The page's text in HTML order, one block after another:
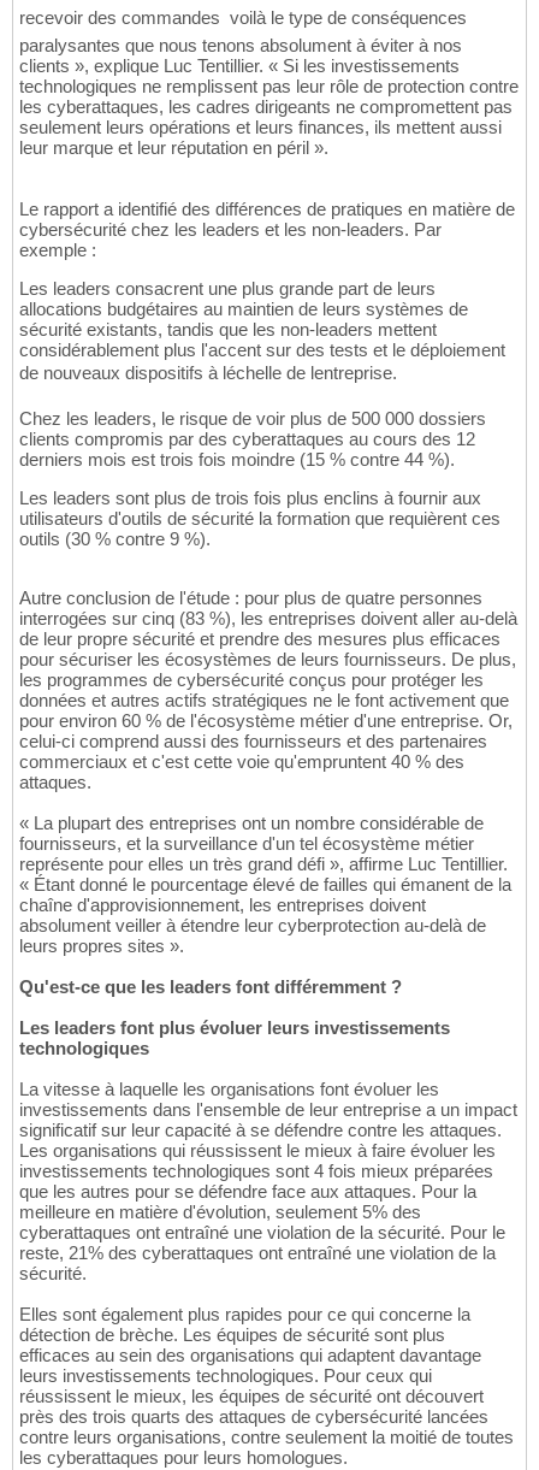
recevoir des commandes  voilà le type de conséquences
paralysantes que nous tenons absolument à éviter à nos
clients », explique Luc Tentillier. « Si les investissements
technologiques ne remplissent pas leur rôle de protection contre
les cyberattaques, les cadres dirigeants ne compromettent pas
seulement leurs opérations et leurs finances, ils mettent aussi
leur marque et leur réputation en péril ».
Le rapport a identifié des différences de pratiques en matière de
cybersécurité chez les leaders et les non-leaders. Par
exemple :
Les leaders consacrent une plus grande part de leurs
allocations budgétaires au maintien de leurs systèmes de
sécurité existants, tandis que les non-leaders mettent
considérablement plus l'accent sur des tests et le déploiement
de nouveaux dispositifs à léchelle de lentreprise.
Chez les leaders, le risque de voir plus de 500 000 dossiers
clients compromis par des cyberattaques au cours des 12
derniers mois est trois fois moindre (15 % contre 44 %).
Les leaders sont plus de trois fois plus enclins à fournir aux
utilisateurs d'outils de sécurité la formation que requièrent ces
outils (30 % contre 9 %).
Autre conclusion de l'étude : pour plus de quatre personnes
interrogées sur cinq (83 %), les entreprises doivent aller au-delà
de leur propre sécurité et prendre des mesures plus efficaces
pour sécuriser les écosystèmes de leurs fournisseurs. De plus,
les programmes de cybersécurité conçus pour protéger les
données et autres actifs stratégiques ne le font activement que
pour environ 60 % de l'écosystème métier d'une entreprise. Or,
celui-ci comprend aussi des fournisseurs et des partenaires
commerciaux et c'est cette voie qu'empruntent 40 % des
attaques.
« La plupart des entreprises ont un nombre considérable de
fournisseurs, et la surveillance d'un tel écosystème métier
représente pour elles un très grand défi », affirme Luc Tentillier.
« Étant donné le pourcentage élevé de failles qui émanent de la
chaîne d'approvisionnement, les entreprises doivent
absolument veiller à étendre leur cyberprotection au-delà de
leurs propres sites ».
Qu'est-ce que les leaders font différemment ?
Les leaders font plus évoluer leurs investissements
technologiques
La vitesse à laquelle les organisations font évoluer les
investissements dans l'ensemble de leur entreprise a un impact
significatif sur leur capacité à se défendre contre les attaques.
Les organisations qui réussissent le mieux à faire évoluer les
investissements technologiques sont 4 fois mieux préparées
que les autres pour se défendre face aux attaques. Pour la
meilleure en matière d'évolution, seulement 5% des
cyberattaques ont entraîné une violation de la sécurité. Pour le
reste, 21% des cyberattaques ont entraîné une violation de la
sécurité.
Elles sont également plus rapides pour ce qui concerne la
détection de brèche. Les équipes de sécurité sont plus
efficaces au sein des organisations qui adaptent davantage
leurs investissements technologiques. Pour ceux qui
réussissent le mieux, les équipes de sécurité ont découvert
près des trois quarts des attaques de cybersécurité lancées
contre leurs organisations, contre seulement la moitié de toutes
les cyberattaques pour leurs homologues.